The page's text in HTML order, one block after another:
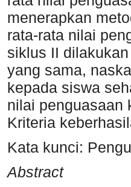
menerapkan
rata-rata nilai
siklus II
yang sama,
kepada siswa
nilai penguasaan
Kriteria
Kata kunci:
Abstract